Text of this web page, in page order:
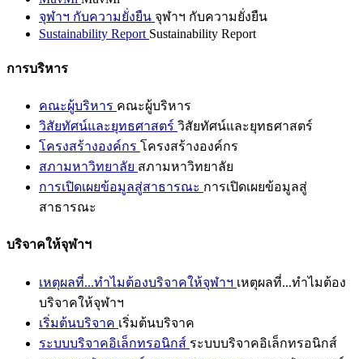
จุฬาฯ กับความยั่งยืน จุฬาฯ กับความยั่งยืน
Sustainability Report Sustainability Report
การบริหาร
คณะผู้บริหาร คณะผู้บริหาร
วิสัยทัศน์และยุทธศาสตร์ วิสัยทัศน์และยุทธศาสตร์
โครงสร้างองค์กร โครงสร้างองค์กร
สภามหาวิทยาลัย สภามหาวิทยาลัย
การเปิดเผยข้อมูลสู่สาธารณะ การเปิดเผยข้อมูลสู่
สาธารณะ
บริจาคให้จุฬาฯ
เหตุผลที่...ทำไมต้องบริจาคให้จุฬาฯ เหตุผลที่...ทำไมต้อง
บริจาคให้จุฬาฯ
เริ่มต้นบริจาค เริ่มต้นบริจาค
ระบบบริจาคอิเล็กทรอนิกส์ ระบบบริจาคอิเล็กทรอนิกส์